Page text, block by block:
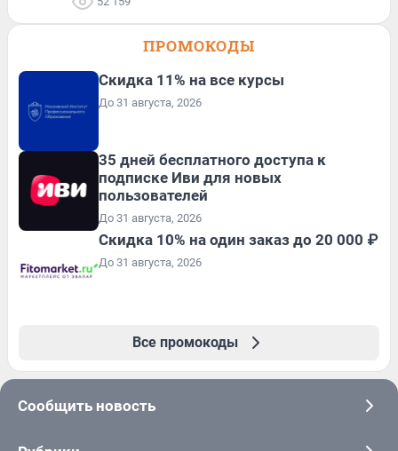
ПРОМОКОДЫ
Скидка 11% на все курсы
До 31 августа, 2026
35 дней бесплатного доступа к
подписке Иви для новых
пользователей
До 31 августа, 2026
Скидка 10% на один заказ до 20 000 ₽
До 31 августа, 2026
Все промокоды
Сообщить новость